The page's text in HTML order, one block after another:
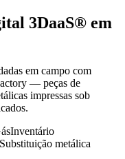
3DaaS® em
em campo com
— peças de
impressas sob
Inventário
Substituição metálica